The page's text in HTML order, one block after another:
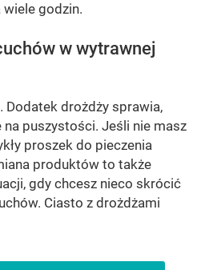
godzin.
w wytrawnej
Dodatek drożdży sprawia,
puszystości. Jeśli nie masz
proszek do pieczenia
produktów to także
gdy chcesz nieco skrócić
Ciasto z drożdżami